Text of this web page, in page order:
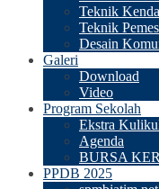
Teknik
Teknik
Desain
Galeri
Download
Video
Program Sekolah
Ekstra
Agenda
BURSA
PPDB 2025